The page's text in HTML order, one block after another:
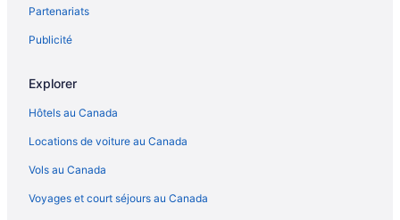
Partenariats
Publicité
Explorer
Hôtels au Canada
Locations de voiture au Canada
Vols au Canada
Voyages et court séjours au Canada